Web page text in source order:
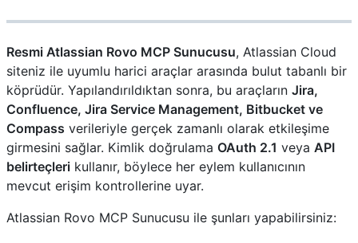
Resmi Atlassian Rovo MCP Sunucusu, Atlassian Cloud
siteniz ile uyumlu harici araçlar arasında bulut tabanlı bir
köprüdür. Yapılandırıldıktan sonra, bu araçların Jira,
Confluence, Jira Service Management, Bitbucket ve
Compass verileriyle gerçek zamanlı olarak etkileşime
girmesini sağlar. Kimlik doğrulama OAuth 2.1 veya API
belirteçleri kullanır, böylece her eylem kullanıcının
mevcut erişim kontrollerine uyar.
Atlassian Rovo MCP Sunucusu ile şunları yapabilirsiniz: